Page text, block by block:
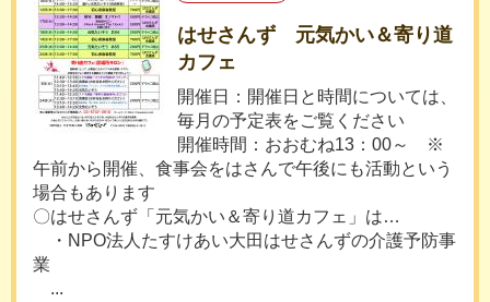
はせさんず 元気かい＆寄り道
カフェ
開催日：開催日と時間については、
毎月の予定表をご覧ください
開催時間：おおむね13：00～ ※
午前から開催、食事会をはさんで午後にも活動という
場合もあります
〇はせさんず「元気かい＆寄り道カフェ」は…
・NPO法人たすけあい大田はせさんずの介護予防事
業
...